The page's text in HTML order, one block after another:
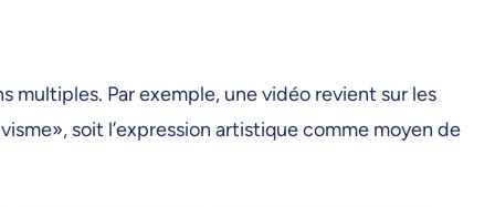
multiples. Par exemple, une vidéo revient sur les
soit l’expression artistique comme moyen de